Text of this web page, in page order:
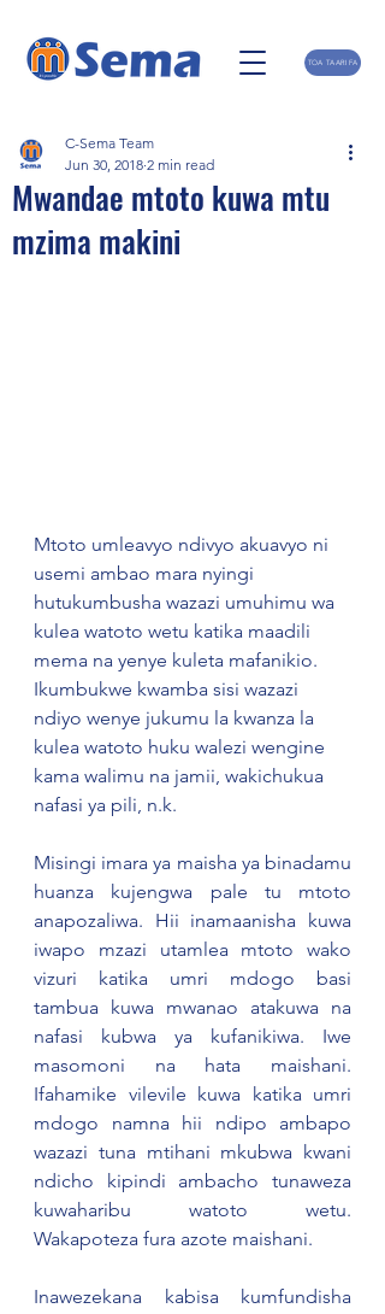
TOA TAARIFA
Mwandae mtoto kuwa mtu
mzima makini
C-Sema Team
Jun 30, 2018 2 min read
Mtoto umleavyo ndivyo akuavyo ni
usemi ambao mara nyingi
hutukumbusha wazazi umuhimu wa
kulea watoto wetu katika maadili
mema na yenye kuleta mafanikio.
Ikumbukwe kwamba sisi wazazi
ndiyo wenye jukumu la kwanza la
kulea watoto huku walezi wengine
kama walimu na jamii, wakichukua
nafasi ya pili, n.k.
Misingi imara ya maisha ya binadamu
huanza kujengwa pale tu mtoto
anapozaliwa. Hii inamaanisha kuwa
iwapo mzazi utamlea mtoto wako
vizuri katika umri mdogo basi
tambua kuwa mwanao atakuwa na
nafasi kubwa ya kufanikiwa. Iwe
masomoni na hata maishani.
Ifahamike vilevile kuwa katika umri
mdogo namna hii ndipo ambapo
wazazi tuna mtihani mkubwa kwani
ndicho kipindi ambacho tunaweza
kuwaharibu watoto wetu.
Wakapoteza fura azote maishani.
Inawezekana kabisa kumfundisha